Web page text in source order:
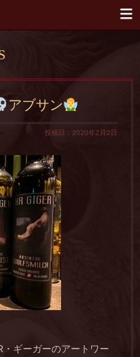
アブサン
投稿日：2020年2月2日
・ギーガーのアートワー